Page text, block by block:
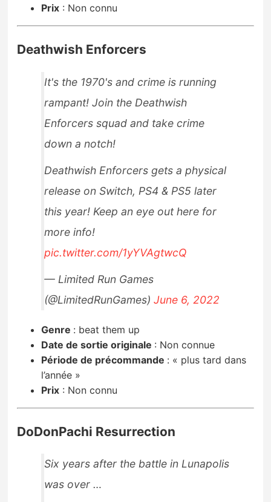
Prix : Non connu
Deathwish Enforcers
It's the 1970's and crime is running
rampant! Join the Deathwish
Enforcers squad and take crime
down a notch!
Deathwish Enforcers gets a physical
release on Switch, PS4 & PS5 later
this year! Keep an eye out here for
more info!
pic.twitter.com/1yYVAgtwcQ
— Limited Run Games
(@LimitedRunGames)June 6, 2022
Genre : beat them up
Date de sortie originale : Non connue
Période de précommande : « plus tard dans
l’année »
Prix : Non connu
DoDonPachi Resurrection
Six years after the battle in Lunapolis
was over …